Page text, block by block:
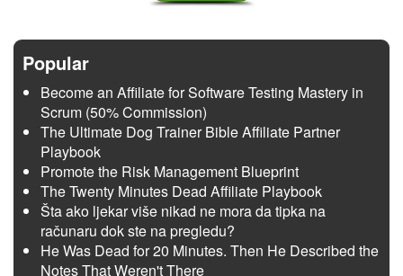
Popular
Become an Affiliate for Software Testing Mastery in
Scrum (50% Commission)
The Ultimate Dog Trainer Bible Affiliate Partner
Playbook
Promote the Risk Management Blueprint
The Twenty Minutes Dead Affiliate Playbook
Šta ako ljekar više nikad ne mora da tipka na
računaru dok ste na pregledu?
He Was Dead for 20 Minutes. Then He Described the
Notes That Weren't There